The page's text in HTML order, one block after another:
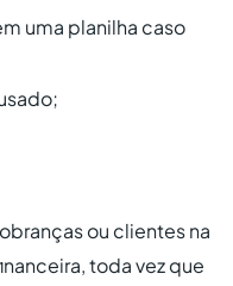
uma planilha caso
ou clientes na
toda vez que